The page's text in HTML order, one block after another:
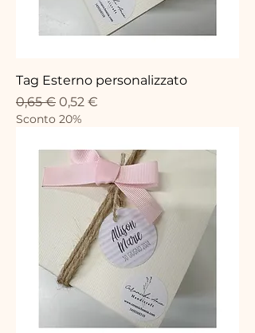
Tag Esterno personalizzato
Standardpreis
0,65 € Sale-Preis
0,52 €
Sconto 20%